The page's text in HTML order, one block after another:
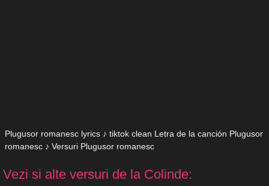
Plugusor romanesc lyrics ♪ tiktok clean Letra de la canción Plugusor
romanesc ♪ Versuri Plugusor romanesc
Vezi si alte versuri de la Colinde: